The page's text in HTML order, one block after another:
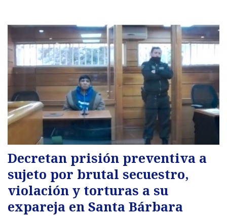
Decretan prisión preventiva a
sujeto por brutal secuestro,
violación y torturas a su
expareja en Santa Bárbara